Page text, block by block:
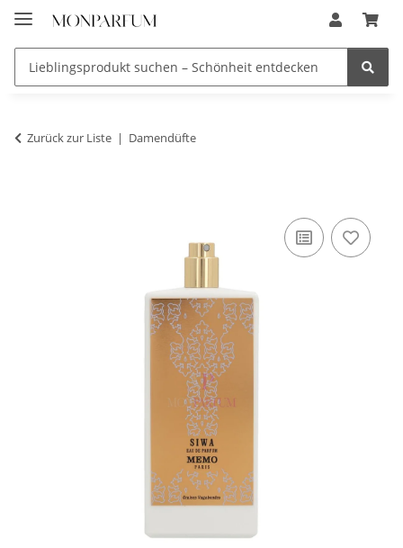
Zurück zur Liste Damendüfte